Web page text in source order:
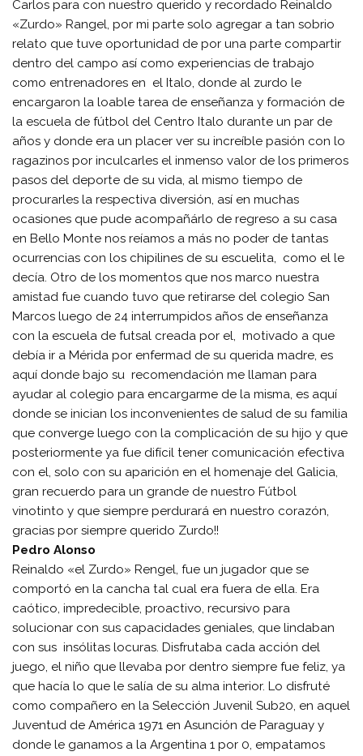
Carlos para con nuestro querido y recordado Reinaldo
«Zurdo» Rangel, por mi parte solo agregar a tan sobrio
relato que tuve oportunidad de por una parte compartir
dentro del campo así como experiencias de trabajo
como entrenadores en el Italo, donde al zurdo le
encargaron la loable tarea de enseñanza y formación de
la escuela de fútbol del Centro Italo durante un par de
años y donde era un placer ver su increíble pasión con lo
ragazinos por inculcarles el inmenso valor de los primeros
pasos del deporte de su vida, al mismo tiempo de
procurarles la respectiva diversión, así en muchas
ocasiones que pude acompañárlo de regreso a su casa
en Bello Monte nos reíamos a más no poder de tantas
ocurrencias con los chipilines de su escuelita, como el le
decía. Otro de los momentos que nos marco nuestra
amistad fue cuando tuvo que retirarse del colegio San
Marcos luego de 24 interrumpidos años de enseñanza
con la escuela de futsal creada por el, motivado a que
debía ir a Mérida por enfermad de su querida madre, es
aquí donde bajo su recomendación me llaman para
ayudar al colegio para encargarme de la misma, es aquí
donde se inician los inconvenientes de salud de su familia
que converge luego con la complicación de su hijo y que
posteriormente ya fue difícil tener comunicación efectiva
con el, solo con su aparición en el homenaje del Galicia,
gran recuerdo para un grande de nuestro Fútbol
vinotinto y que siempre perdurará en nuestro corazón,
gracias por siempre querido Zurdo!!
Pedro Alonso
Reinaldo «el Zurdo» Rengel, fue un jugador que se
comportó en la cancha tal cual era fuera de ella. Era
caótico, impredecible, proactivo, recursivo para
solucionar con sus capacidades geniales, que lindaban
con sus insólitas locuras. Disfrutaba cada acción del
juego, el niño que llevaba por dentro siempre fue feliz, ya
que hacía lo que le salía de su alma interior. Lo disfruté
como compañero en la Selección Juvenil Sub20, en aquel
Juventud de América 1971 en Asunción de Paraguay y
donde le ganamos a la Argentina 1 por 0, empatamos